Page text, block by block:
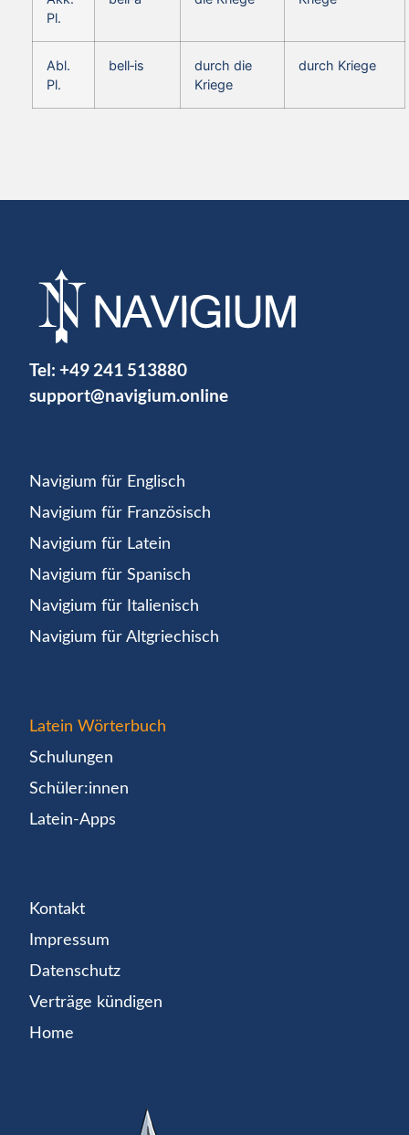
Pl.
Abl.
Pl.
bell‑is
durch die
Kriege
durch Kriege
Tel: +49 241 513880
support@navigium.online
Navigium für Englisch
Navigium für Französisch
Navigium für Latein
Navigium für Spanisch
Navigium für Italienisch
Navigium für Altgriechisch
Latein Wörterbuch
Schulungen
Schüler:innen
Latein-Apps
Kontakt
Impressum
Datenschutz
Verträge kündigen
Home